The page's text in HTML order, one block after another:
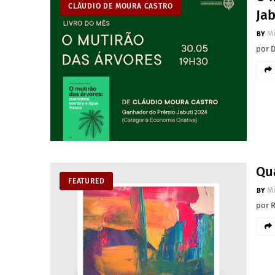
CLÁUDIO DE MOURA CASTRO
por
FEATURED
por